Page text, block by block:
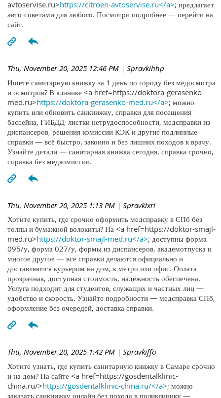
avtoservise.ru>https://citroen-avtoservise.ru</a>; предлагает
авто-советами для любого. Посмотри подробнее — перейти на
сайт.
Thu, November 20, 2025 12:46 PM | Spravkihhp
Ищете санитарную книжку за 1 день по городу без медосмотра
и осмотров? В клинике <a href=https://doktora-gerasenko-
med.ru>https://doktora-gerasenko-med.ru</a>; можно
купить или обновить санкнижку, справки для посещения
бассейна, ГИБДД, листки нетрудоспособности, медсправки из
диспансеров, решения комиссии КЭК и другие подлинные
справки — всё быстро, законно и без лишних походов к врачу.
Узнайте детали — санитарная книжка сегодня, справка срочно,
справка без медкомиссии.
Thu, November 20, 2025 1:13 PM | Spravkixri
Хотите купить, где срочно оформить медсправку в СПб без
толпы и бумажной волокиты? На <a href=https://doktor-smajl-
med.ru>https://doktor-smajl-med.ru</a>; доступны форма
095/у, форма 027/у, формы из диспансеров, академотпуска и
многое другое — все справки делаются официально и
доставляются курьером на дом, к метро или офис. Оплата
прозрачная, доступная стоимость, надёжность обеспечена.
Услуга подходит для студентов, служащих и частных лиц —
удобство и скорость. Узнайте подробности — медсправка СПб,
оформление без очередей, доставка справки.
Thu, November 20, 2025 1:42 PM | Spravkiffo
Хотите узнать, где купить санитарную книжку в Самаре срочно
и на дом? На сайте <a href=https://gosdentalklinic-
china.ru/>https://gosdentalklinic-china.ru/</a>; можно
заказать санкнижку онлайн без похода в поликлинику —